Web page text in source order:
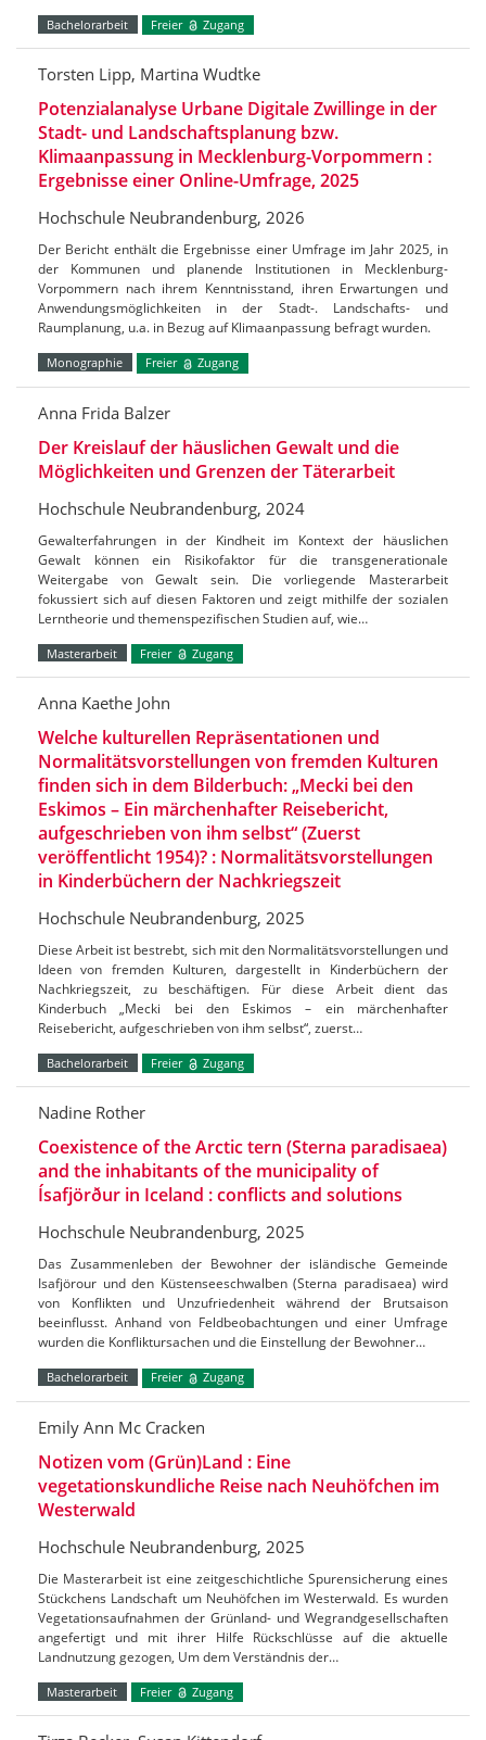
Bachelorarbeit Freier Zugang
Torsten Lipp, Martina Wudtke
Potenzialanalyse Urbane Digitale Zwillinge in der
Stadt- und Landschaftsplanung bzw.
Klimaanpassung in Mecklenburg-Vorpommern :
Ergebnisse einer Online-Umfrage, 2025
Hochschule Neubrandenburg, 2026
Der Bericht enthält die Ergebnisse einer Umfrage im Jahr 2025, in
der Kommunen und planende Institutionen in Mecklenburg-
Vorpommern nach ihrem Kenntnisstand, ihren Erwartungen und
Anwendungsmöglichkeiten in der Stadt-. Landschafts- und
Raumplanung, u.a. in Bezug auf Klimaanpassung befragt wurden.
Monographie Freier Zugang
Anna Frida Balzer
Der Kreislauf der häuslichen Gewalt und die
Möglichkeiten und Grenzen der Täterarbeit
Hochschule Neubrandenburg, 2024
Gewalterfahrungen in der Kindheit im Kontext der häuslichen
Gewalt können ein Risikofaktor für die transgenerationale
Weitergabe von Gewalt sein. Die vorliegende Masterarbeit
fokussiert sich auf diesen Faktoren und zeigt mithilfe der sozialen
Lerntheorie und themenspezifischen Studien auf, wie…
Masterarbeit Freier Zugang
Anna Kaethe John
Welche kulturellen Repräsentationen und
Normalitätsvorstellungen von fremden Kulturen
finden sich in dem Bilderbuch: „Mecki bei den
Eskimos – Ein märchenhafter Reisebericht,
aufgeschrieben von ihm selbst“ (Zuerst
veröffentlicht 1954)? : Normalitätsvorstellungen
in Kinderbüchern der Nachkriegszeit
Hochschule Neubrandenburg, 2025
Diese Arbeit ist bestrebt, sich mit den Normalitätsvorstellungen und
Ideen von fremden Kulturen, dargestellt in Kinderbüchern der
Nachkriegszeit, zu beschäftigen. Für diese Arbeit dient das
Kinderbuch „Mecki bei den Eskimos – ein märchenhafter
Reisebericht, aufgeschrieben von ihm selbst“, zuerst…
Bachelorarbeit Freier Zugang
Nadine Rother
Coexistence of the Arctic tern (Sterna paradisaea)
and the inhabitants of the municipality of
Ísafjörður in Iceland : conflicts and solutions
Hochschule Neubrandenburg, 2025
Das Zusammenleben der Bewohner der isländische Gemeinde
Isafjörour und den Küstenseeschwalben (Sterna paradisaea) wird
von Konflikten und Unzufriedenheit während der Brutsaison
beeinflusst. Anhand von Feldbeobachtungen und einer Umfrage
wurden die Konfliktursachen und die Einstellung der Bewohner…
Bachelorarbeit Freier Zugang
Emily Ann Mc Cracken
Notizen vom (Grün)Land : Eine
vegetationskundliche Reise nach Neuhöfchen im
Westerwald
Hochschule Neubrandenburg, 2025
Die Masterarbeit ist eine zeitgeschichtliche Spurensicherung eines
Stückchens Landschaft um Neuhöfchen im Westerwald. Es wurden
Vegetationsaufnahmen der Grünland- und Wegrandgesellschaften
angefertigt und mit ihrer Hilfe Rückschlüsse auf die aktuelle
Landnutzung gezogen, Um dem Verständnis der…
Masterarbeit Freier Zugang